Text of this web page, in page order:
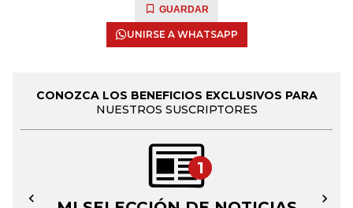
GUARDAR
UNIRSE A WHATSAPP
CONOZCA LOS BENEFICIOS EXCLUSIVOS PARA
NUESTROS SUSCRIPTORES
1
← →